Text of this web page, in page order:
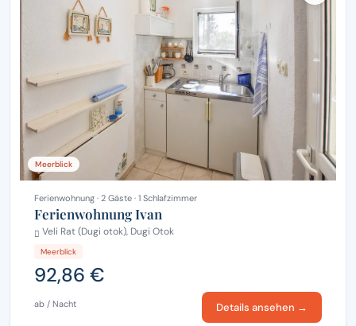
Meerblick
Ferienwohnung · 2 Gäste · 1 Schlafzimmer
Ferienwohnung Ivan
Veli Rat (Dugi otok), Dugi Otok
Meerblick
92,86 €
ab / Nacht Details ansehen →